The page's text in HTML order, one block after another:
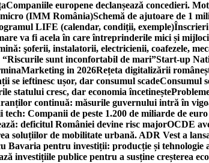
Companiile europene declanșează concedieri.
micro (IMM România)Schemă de ajutoare de 1
LIFE (calendar, condiții, exemple)
va fi acela în care întreprinderile mici și
şoferii, instalatorii, electricienii, coafezele,
sunt inconfortabil de mari”Start-up
Marketing in 2026Rețeta digitalizării
se ieftinesc ușor, dar consumul scadeConsumul
statului cresc, dar economia încetinește
continuă: măsurile guvernului intră în
Companii de peste 1.200 de miliarde de
deficitul României devine risc majorOCDE
soluțiilor de mobilitate urbană. ADR Vest a
Bavaria pentru investiții: producție și tehnologie
investițiile publice pentru a susține creșterea